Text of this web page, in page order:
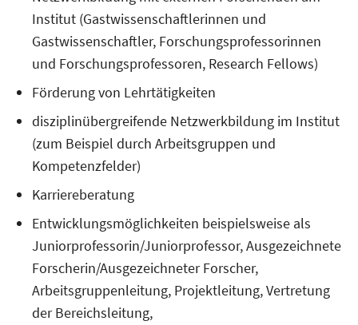
Institut (Gastwissenschaftlerinnen und
Gastwissenschaftler, Forschungsprofessorinnen
und Forschungsprofessoren, Research Fellows)
Förderung von Lehrtätigkeiten
disziplinübergreifende Netzwerkbildung im Institut
(zum Beispiel durch Arbeitsgruppen und
Kompetenzfelder)
Karriereberatung
Entwicklungsmöglichkeiten beispielsweise als
Juniorprofessorin/Juniorprofessor, Ausgezeichnete
Forscherin/Ausgezeichneter Forscher,
Arbeitsgruppenleitung, Projektleitung, Vertretung
der Bereichsleitung,